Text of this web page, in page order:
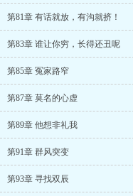
第81章 有话就放，有沟就挤！
第83章 谁让你穷，长得还丑呢
第85章 冤家路窄
第87章 莫名的心虚
第89章 他想非礼我
第91章 群风突变
第93章 寻找双辰